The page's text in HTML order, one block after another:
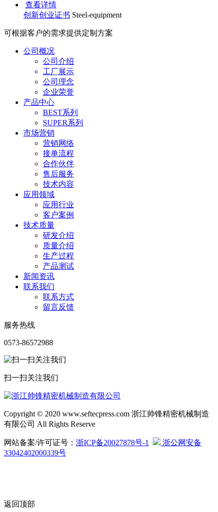
查看详情
创新创业证书 Steel-equipment
可根据客户的需求提供定制方案
公司概况
公司介绍
工厂展示
公司理念
企业荣誉
产品中心
BEST系列
SUPER系列
市场营销
营销网络
接单流程
合作伙伴
售后服务
技术内容
应用领域
应用行业
客户案例
技术质量
研发介绍
质量介绍
生产过程
产品测试
新闻资讯
联系我们
联系方式
留言反馈
服务热线
0573-86572988
扫一扫关注我们
Copyright © 2020 www.seftecpress.com 浙江帅锋精密机械制造
有限公司 All Rights Reserve
网站备案/许可证号： 浙ICP备20027878号-1
浙公网安备
33042402000339号
返回顶部